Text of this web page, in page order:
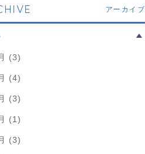
アーカイブ
(3)
(4)
(3)
(1)
(3)